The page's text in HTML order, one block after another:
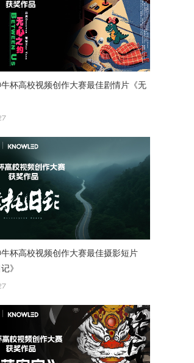
杯高校视频创作大赛最佳剧情片《无
杯高校视频创作大赛最佳摄影短片
》